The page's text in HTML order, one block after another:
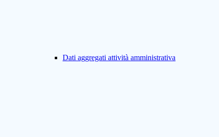
Dati aggregati attività amministrativa